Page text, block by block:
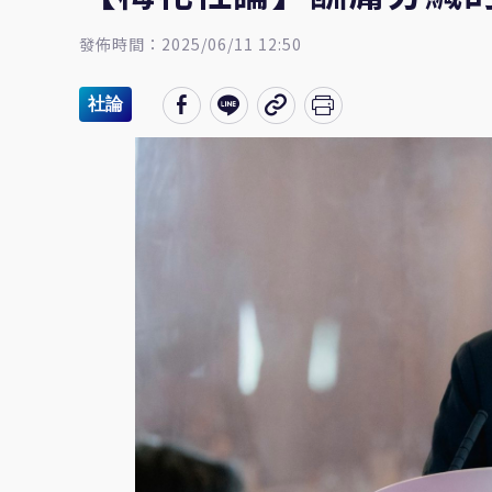
發佈時間：2025/06/11 12:50
社論